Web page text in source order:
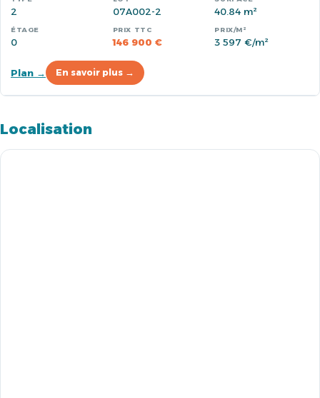
2 07A002-2 40.84 m²
0 146 900 € 3 597 €/m²
Plan → En savoir plus →
Localisation